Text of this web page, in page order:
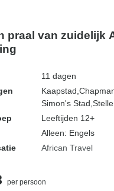
praal van zuidelijk
11 dagen
Kaapstad,
Simon's Stad,
Leeftijden 12+
Alleen: Engels
African Travel
per persoon